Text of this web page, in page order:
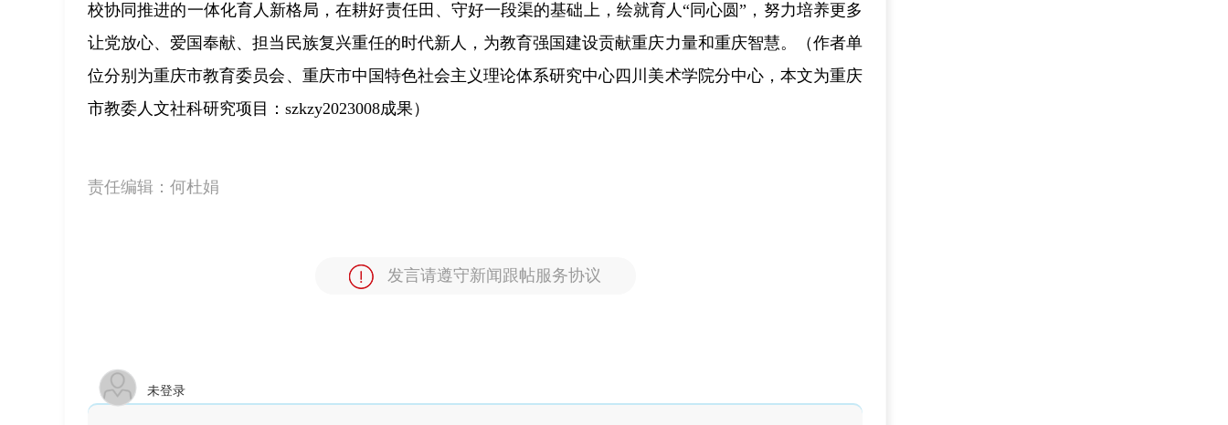
校协同推进的一体化育人新格局，在耕好责任田、守好一段渠的基础上，绘就育人“同心圆”，努力培养更多
让党放心、爱国奉献、担当民族复兴重任的时代新人，为教育强国建设贡献重庆力量和重庆智慧。（作者单
位分别为重庆市教育委员会、重庆市中国特色社会主义理论体系研究中心四川美术学院分中心，本文为重庆
市教委人文社科研究项目：szkzy2023008成果）
责任编辑： 何杜娟
发言请遵守新闻跟帖服务协议
未登录